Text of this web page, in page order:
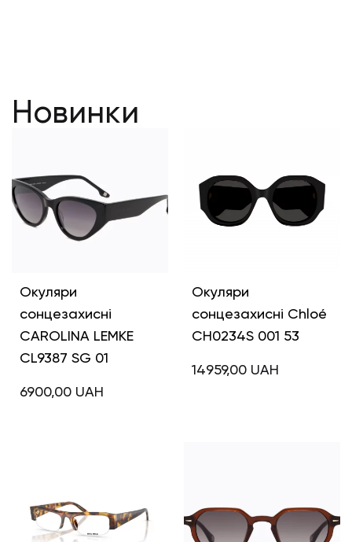
Новинки
Окуляри
сонцезахисні
CAROLINA LEMKE
CL9387 SG 01
6900,00 UAH
Окуляри
сонцезахисні Chloé
CH0234S 001 53
14959,00 UAH